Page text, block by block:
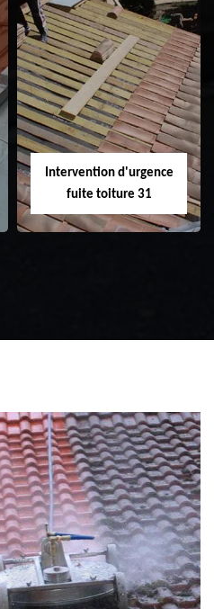
Réparation de
toiture 31
Intervention d'urgence
fuite toiture 31